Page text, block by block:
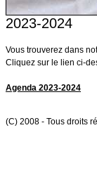
2023-2024
Vous trouverez dans
Cliquez sur le lien ci-
Agenda 2023-2024
(C) 2008 - Tous droits